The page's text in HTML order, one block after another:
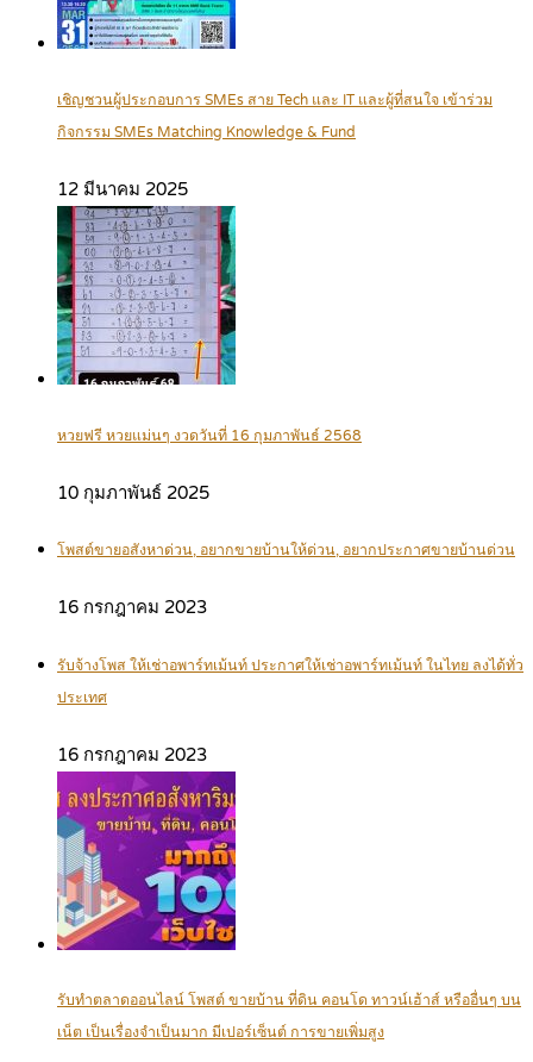
เชิญชวนผู้ประกอบการ SMEs สาย Tech และ IT และผู้ที่สนใจ เข้าร่วม
กิจกรรม SMEs Matching Knowledge & Fund
12 มีนาคม 2025
หวยฟรี หวยแม่นๆ งวดวันที่ 16 กุมภาพันธ์ 2568
10 กุมภาพันธ์ 2025
โพสต์ขายอสังหาด่วน, อยากขายบ้านให้ด่วน, อยากประกาศขายบ้านด่วน
16 กรกฎาคม 2023
รับจ้างโพส ให้เช่าอพาร์ทเม้นท์ ประกาศให้เช่าอพาร์ทเม้นท์ ในไทย ลงได้ทั่ว
ประเทศ
16 กรกฎาคม 2023
รับทำตลาดออนไลน์ โพสต์ ขายบ้าน ที่ดิน คอนโด ทาวน์เฮ้าส์ หรืออื่นๆ บน
เน็ต เป็นเรื่องจำเป็นมาก มีเปอร์เซ็นต์ การขายเพิ่มสูง